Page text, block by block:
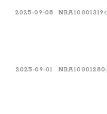
2025-09-08 NRA100013194
2025-09-01 NRA100012806